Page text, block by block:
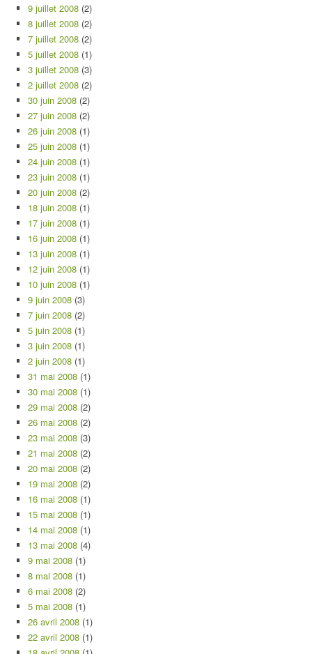
9 juillet 2008 (2)
8 juillet 2008 (2)
7 juillet 2008 (2)
5 juillet 2008 (1)
3 juillet 2008 (3)
2 juillet 2008 (2)
30 juin 2008 (2)
27 juin 2008 (2)
26 juin 2008 (1)
25 juin 2008 (1)
24 juin 2008 (1)
23 juin 2008 (1)
20 juin 2008 (2)
18 juin 2008 (1)
17 juin 2008 (1)
16 juin 2008 (1)
13 juin 2008 (1)
12 juin 2008 (1)
10 juin 2008 (1)
9 juin 2008 (3)
7 juin 2008 (2)
5 juin 2008 (1)
3 juin 2008 (1)
2 juin 2008 (1)
31 mai 2008 (1)
30 mai 2008 (1)
29 mai 2008 (2)
26 mai 2008 (2)
23 mai 2008 (3)
21 mai 2008 (2)
20 mai 2008 (2)
19 mai 2008 (2)
16 mai 2008 (1)
15 mai 2008 (1)
14 mai 2008 (1)
13 mai 2008 (4)
9 mai 2008 (1)
8 mai 2008 (1)
6 mai 2008 (2)
5 mai 2008 (1)
26 avril 2008 (1)
22 avril 2008 (1)